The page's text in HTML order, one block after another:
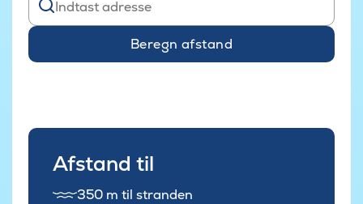
Beregn afstand
Afstand til
350 m til stranden